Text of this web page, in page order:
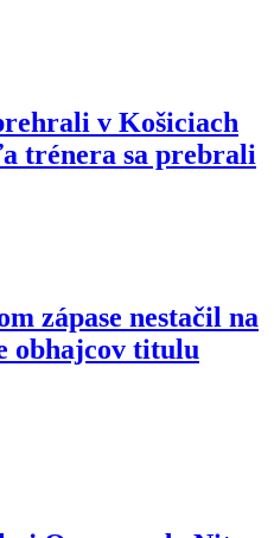
v Košiciach
trénera sa prebrali
zápase nestačil na
obhajcov titulu